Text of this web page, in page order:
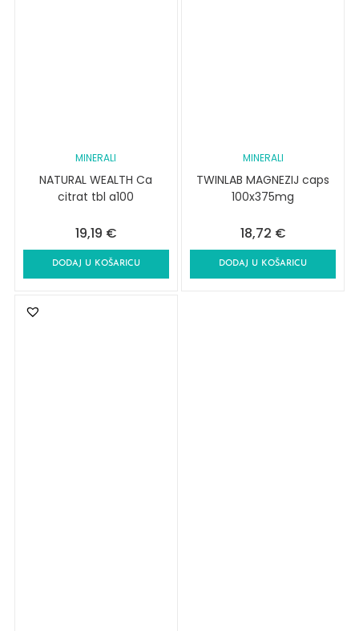
MINERALI
NATURAL WEALTH Ca
citrat tbl a100
19,19 €
DODAJ U KOŠARICU
MINERALI
TWINLAB MAGNEZIJ caps
100x375mg
18,72 €
DODAJ U KOŠARICU